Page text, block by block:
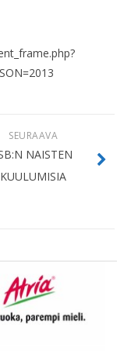
SEURAAVA
NAISTEN
KUULUMISIA